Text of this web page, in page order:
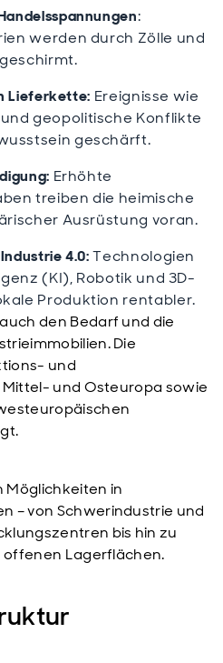
:
werden durch Zölle und
Lieferkette: Ereignisse wie
geopolitische Konflikte
geschärft.
Erhöhte
treiben die heimische
Ausrüstung voran.
4.0:Technologien
(KI), Robotik und 3D-
Produktion rentabler.
den Bedarf und die
Die
und
und Osteuropa sowie
Möglichkeiten in
– von Schwerindustrie und
bis hin zu
Lagerflächen.